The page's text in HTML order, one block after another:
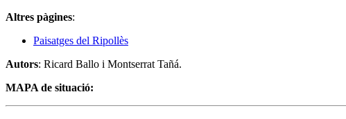
Altres pàgines:
Paisatges del Ripollès
Autors: Ricard Ballo i Montserrat Tañá.
MAPA de situació: